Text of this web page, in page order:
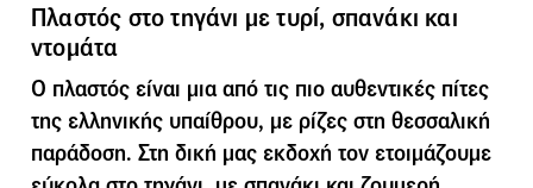
Πλαστός στο τηγάνι με τυρί, σπανάκι και
ντομάτα
Ο πλαστός είναι μια από τις πιο αυθεντικές πίτες
της ελληνικής υπαίθρου, με ρίζες στη θεσσαλική
παράδοση. Στη δική μας εκδοχή τον ετοιμάζουμε